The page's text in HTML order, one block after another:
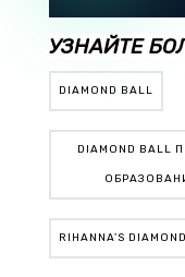
УЗНАЙТЕ
DIAMOND BALL
DIAMOND
RIHANNA’S